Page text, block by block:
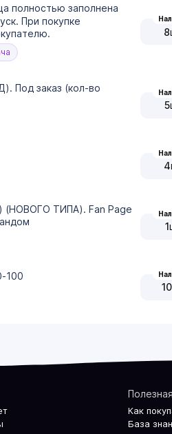
полностью заполнена
При покупке
8
Под заказ (кол-во
5
4
(НОВОГО ТИПА). Fan Page
1
100
10
Как
База